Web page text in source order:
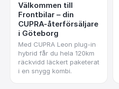
Välkommen till
Frontbilar – din
CUPRA-återförsäljare
i Göteborg
Med CUPRA Leon plug-in
hybrid får du hela 120km
räckvidd läckert paketerat
i en snygg kombi.